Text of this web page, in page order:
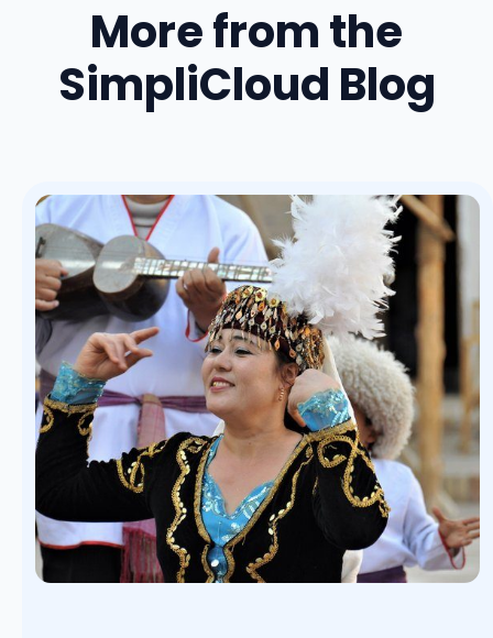
More from the
SimpliCloud Blog